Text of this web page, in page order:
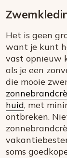
Het is geen
want je kunt
vast opnieuw
als je een
die mooie
huid, met
ontbreken.
soms